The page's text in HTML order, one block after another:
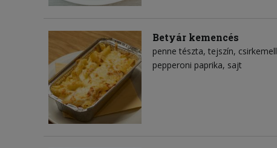
Betyár kemencés
penne tészta tejszín csirkemell
pepperoni paprika sajt